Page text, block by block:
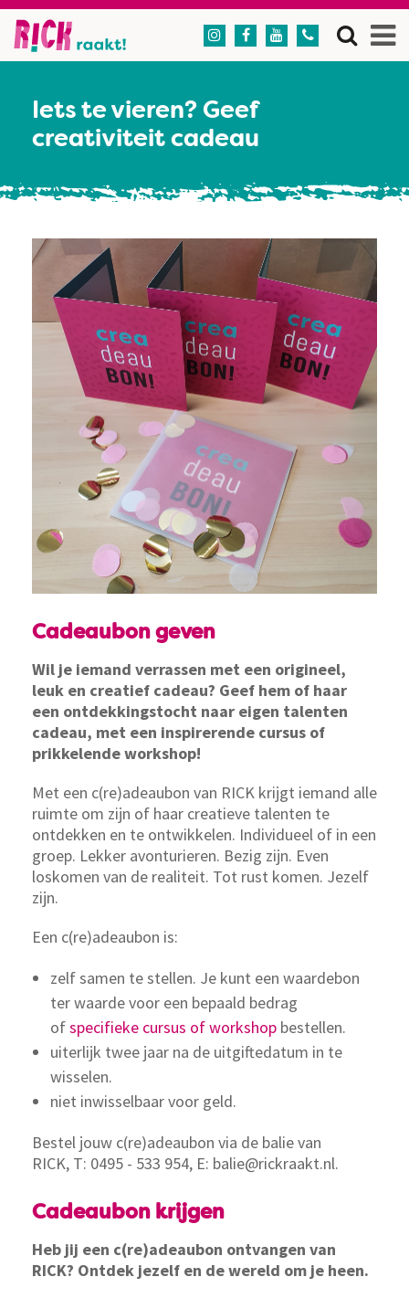
   
Iets te vieren? Geef
creativiteit cadeau
Cadeaubon geven
Wil je iemand verrassen met een origineel,
leuk en creatief cadeau? Geef hem of haar
een ontdekkingstocht naar eigen talenten
cadeau, met een inspirerende cursus of
prikkelende workshop!
Met een c(re)adeaubon van RICK krijgt iemand alle
ruimte om zijn of haar creatieve talenten te
ontdekken en te ontwikkelen. Individueel of in een
groep. Lekker avonturieren. Bezig zijn. Even
loskomen van de realiteit. Tot rust komen. Jezelf
zijn.
Een c(re)adeaubon is:
zelf samen te stellen. Je kunt een waardebon
ter waarde voor een bepaald bedrag
ofspecifieke cursus of workshop bestellen.
uiterlijk twee jaar na de uitgiftedatum in te
wisselen.
niet inwisselbaar voor geld.
Bestel jouw c(re)adeaubon via de balie van
RICK, T: 0495 - 533 954, E: balie@rickraakt.nl.
Cadeaubon krijgen
Heb jij een c(re)adeaubon ontvangen van
RICK? Ontdek jezelf en de wereld om je heen.